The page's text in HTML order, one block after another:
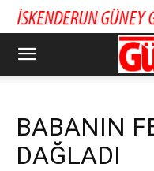
BABANIN
DAĞLADI